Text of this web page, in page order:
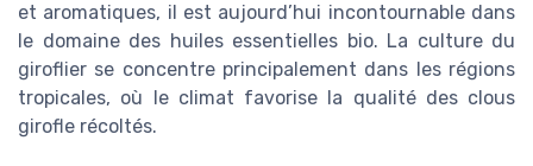
et aromatiques, il est aujourd’hui incontournable dans
le domaine des huiles essentielles bio. La culture du
giroflier se concentre principalement dans les régions
tropicales, où le climat favorise la qualité des clous
girofle récoltés.